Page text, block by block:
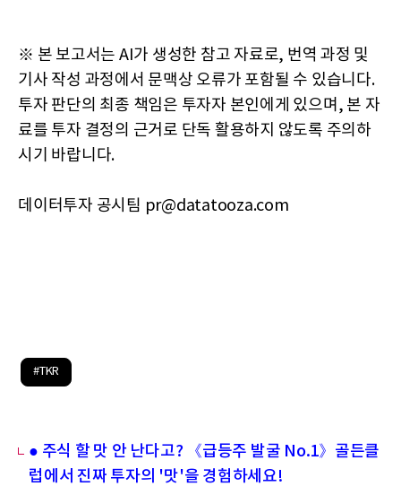
※ 본 보고서는 AI가 생성한 참고 자료로, 번역 과정 및
기사 작성 과정에서 문맥상 오류가 포함될 수 있습니다.
투자 판단의 최종 책임은 투자자 본인에게 있으며, 본 자
료를 투자 결정의 근거로 단독 활용하지 않도록 주의하
시기 바랍니다.
데이터투자 공시팀 pr@datatooza.com
#TKR
● 주식 할 맛 안 난다고? 《급등주 발굴 No.1》골든클
럽에서 진짜 투자의 '맛'을 경험하세요!